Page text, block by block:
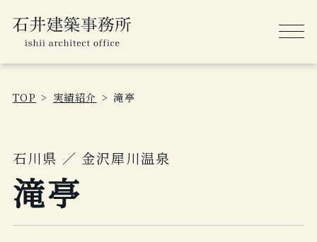
TOP 実績紹介 滝亭
石川県 ／ 金沢犀川温泉
滝亭